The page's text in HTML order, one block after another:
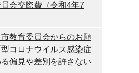
会交際費（令和4年7
市教育委員会からのお願
コロナウイルス感染症
偏見や差別を許さない